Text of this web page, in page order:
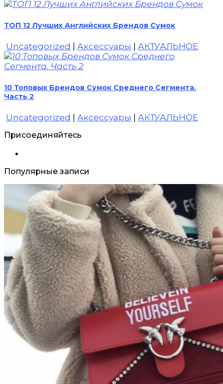
ТОП 12 Лучших Английских Брендов Сумок
Uncategorized Аксессуары АКТУАЛЬНОЕ
10 Топовых Брендов Сумок Среднего Сегмента.
Часть 2
Uncategorized Аксессуары АКТУАЛЬНОЕ
Присоединяйтесь
Популярные записи